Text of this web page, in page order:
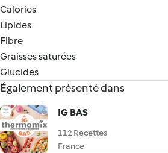
Calories
Lipides
Fibre
Graisses saturées
Glucides
Également présenté dans
IG BAS
112 Recettes
France